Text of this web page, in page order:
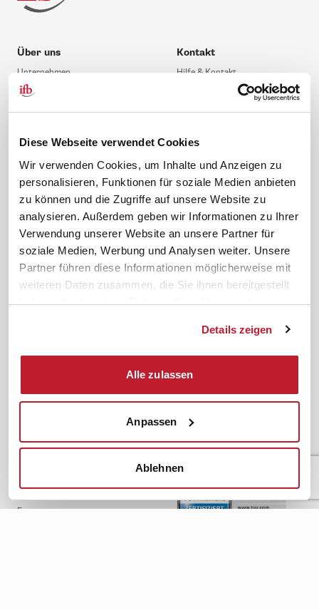
Diese Webseite verwendet Cookies
Wir verwenden Cookies, um Inhalte und Anzeigen zu
personalisieren, Funktionen für soziale Medien anbieten
zu können und die Zugriffe auf unsere Website zu
analysieren. Außerdem geben wir Informationen zu Ihrer
Verwendung unserer Website an unsere Partner für
soziale Medien, Werbung und Analysen weiter. Unsere
Partner führen diese Informationen möglicherweise mit
weiteren Daten zusammen, die Sie ihnen bereitgestellt
haben oder die sie im Rahmen Ihrer Nutzung der
Details zeigen
Alle zulassen
Anpassen
Ablehnen
Über uns
Unternehmen
Leitbild
Compliance Richtlinien
Gute Gründe für das ifb
Kontakt
Hilfe & Kontakt
0 88 41 / 61 12 – 20
service@ifb.de
Übersicht Beratung
Inhouseberatung
Newsletter
ifb-medien
Bahn Sondertarif
meinifb
ifb-App Betriebsrat360
Betriebsrat gründen
BEM
Rhetorik
BR-Wahl
JAV-Wahl
News & Fachthemen
Rechtsprechung
BR-Magazin
Forum
Qualität!